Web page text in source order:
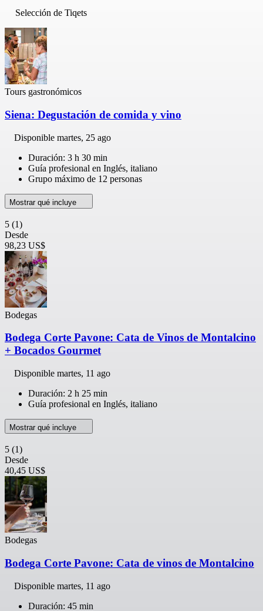
Selección de Tiqets
Tours gastronómicos
Siena: Degustación de comida y vino
Disponible martes, 25 ago
Duración: 3 h 30 min
Guía profesional en Inglés, italiano
Grupo máximo de 12 personas
Mostrar qué incluye
5 (1)
Desde
98,23 US$
Bodegas
Bodega Corte Pavone: Cata de Vinos de Montalcino
+ Bocados Gourmet
Disponible martes, 11 ago
Duración: 2 h 25 min
Guía profesional en Inglés, italiano
Mostrar qué incluye
5 (1)
Desde
40,45 US$
Bodegas
Bodega Corte Pavone: Cata de vinos de Montalcino
Disponible martes, 11 ago
Duración: 45 min